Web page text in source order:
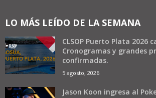
LO MÁS LEÍDO DE LA SEMANA
CLSOP Puerto Plata 2026
Cronogramas y grandes
confirmadas.
5 agosto, 2026
Jason Koon ingresa al